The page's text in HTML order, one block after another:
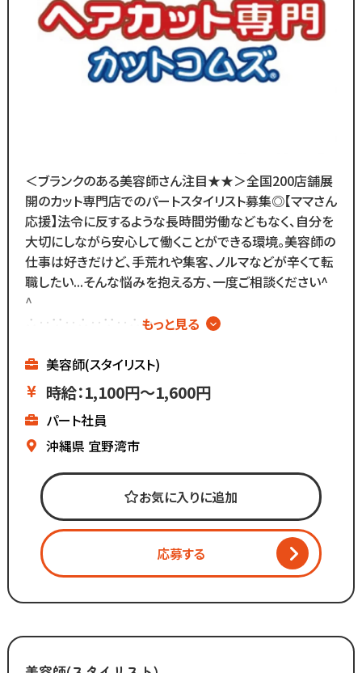
ブランクのある
30代～50代の方に
多く選ばれています！
各店舗にベテランスタッフが
在籍しているので
分からないことがあれば
すぐに聞くことができる環境です◎
メニューはカットのみなので
難しい業務内容はありません！
また、担当・予約制ではなく
お客様とは最低限しか
会話をしないスタイルなので
お客様との関係作りが苦手...
という方にもピッタリ◎
∴‥∵‥∴‥∵‥∴‥
▼白髪染め専門店
▼週2日～、1日4時間～OK
▼ブランクがあっても安心
▼全国200店舗展開
▼地域に愛される安心経営
∴‥∵‥∴‥∵‥∴‥
《仕事内容》
・接客
・白髪染めの施術
＜ブランクのある美容師さん注目★★＞全国200店舗展
開のカット専門店でのパートスタイリスト募集◎【ママさん
応援】法令に反するような長時間労働などもなく、自分を
大切にしながら安心して働くことができる環境。美容師の
仕事は好きだけど、手荒れや集客、ノルマなどが辛くて転
職したい...そんな悩みを抱える方、一度ご相談ください^
^
∴‥∵‥∴‥∵‥∴‥
▼週2日～、1日4時間～OK
▼ブランクがあっても安心
▼全国200店舗展開
▼地域に愛される安心経営
∴‥∵‥∴‥∵‥∴‥
・接客
・お会計
・カット
・ブロー
「子供を預けている時間だけ働きたい」
もっと見る
美容師(スタイリスト)
時給：1,100円～1,600円
パート社員
沖縄県 宜野湾市
お気に入りに追加
応募する